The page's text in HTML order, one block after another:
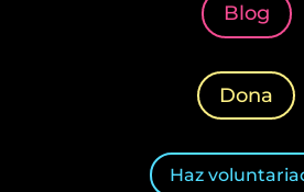
Blog
Dona
Haz